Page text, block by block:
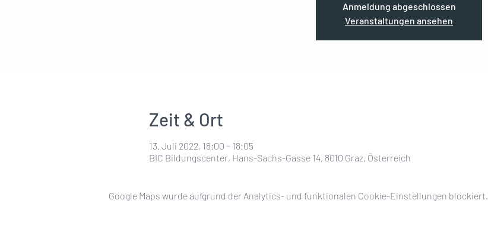
Anmeldung abgeschlossen
Veranstaltungen ansehen
Zeit & Ort
13. Juli 2022, 18:00 – 18:05
BIC Bildungscenter, Hans-Sachs-Gasse 14, 8010 Graz, Österreich
Google Maps wurde aufgrund der Analytics- und funktionalen Cookie-Einstellungen blockiert.